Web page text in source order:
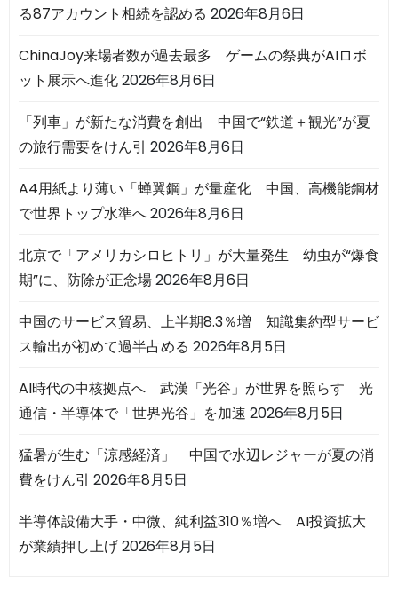
る87アカウント相続を認める 2026年8月6日
ChinaJoy来場者数が過去最多 ゲームの祭典がAIロボ
ット展示へ進化2026年8月6日
「列車」が新たな消費を創出 中国で“鉄道＋観光”が夏
の旅行需要をけん引 2026年8月6日
A4用紙より薄い「蝉翼鋼」が量産化 中国、高機能鋼材
で世界トップ水準へ2026年8月6日
北京で「アメリカシロヒトリ」が大量発生 幼虫が“爆食
期”に、防除が正念場2026年8月6日
中国のサービス貿易、上半期8.3％増 知識集約型サービ
ス輸出が初めて過半占める 2026年8月5日
AI時代の中核拠点へ 武漢「光谷」が世界を照らす 光
通信・半導体で「世界光谷」を加速 2026年8月5日
猛暑が生む「涼感経済」 中国で水辺レジャーが夏の消
費をけん引 2026年8月5日
半導体設備大手・中微、純利益310％増へ AI投資拡大
が業績押し上げ2026年8月5日